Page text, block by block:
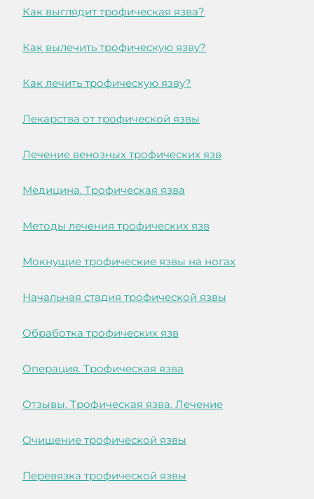
Как выглядит трофическая язва?
Как вылечить трофическую язву?
Как лечить трофическую язву?
Лекарства от трофической язвы
Лечение венозных трофических язв
Медицина. Трофическая язва
Методы лечения трофических язв
Мокнущие трофические язвы на ногах
Начальная стадия трофической язвы
Обработка трофических язв
Операция. Трофическая язва
Отзывы. Трофическая язва. Лечение
Очищение трофической язвы
Перевязка трофической язвы